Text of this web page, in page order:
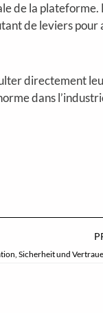
de la plateforme.
de leviers
directement
dans
Sicherheit und